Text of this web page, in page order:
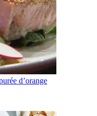
d’orange